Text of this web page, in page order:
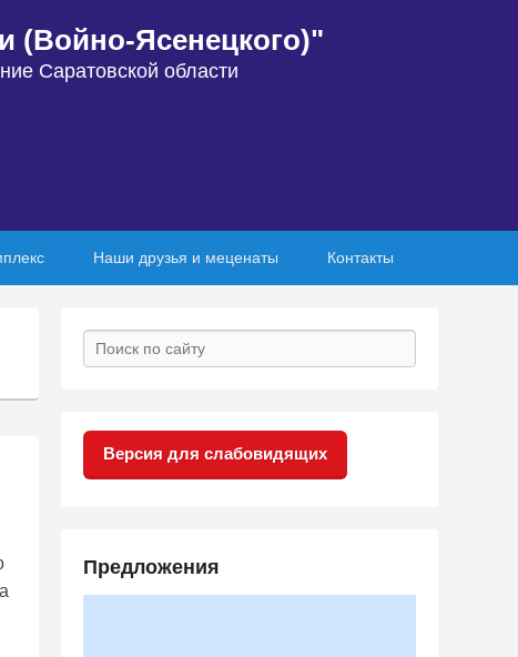
(Войно-Ясенецкого)"
Саратовской области
Наши друзья и меценаты Контакты
Search
Версия для слабовидящих
Предложения